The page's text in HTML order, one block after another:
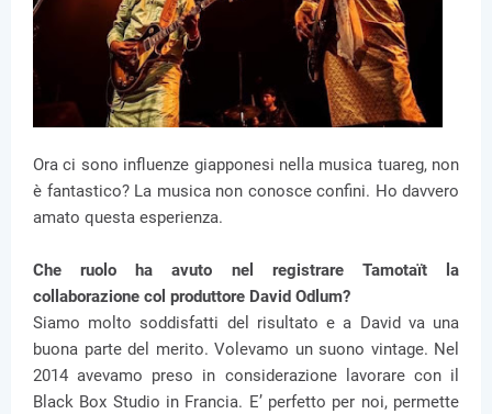
Ora ci sono influenze giapponesi nella musica tuareg, non
è fantastico? La musica non conosce confini. Ho davvero
amato questa esperienza.
Che ruolo ha avuto nel registrare Tamotaït la
collaborazione col produttore David Odlum?
Siamo molto soddisfatti del risultato e a David va una
buona parte del merito. Volevamo un suono vintage. Nel
2014 avevamo preso in considerazione lavorare con il
Black Box Studio in Francia. E’ perfetto per noi, permette